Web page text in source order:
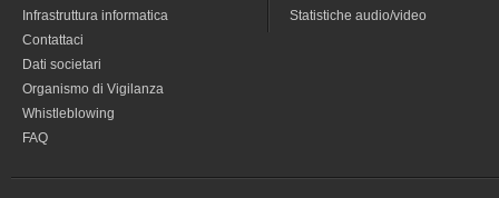
Infrastruttura informatica
Contattaci
Dati societari
Organismo di Vigilanza
Whistleblowing
FAQ
Statistiche audio/video